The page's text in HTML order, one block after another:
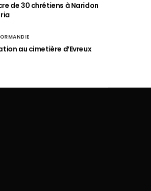
de 30 chrétiens à Naridon
au cimetière d’Evreux